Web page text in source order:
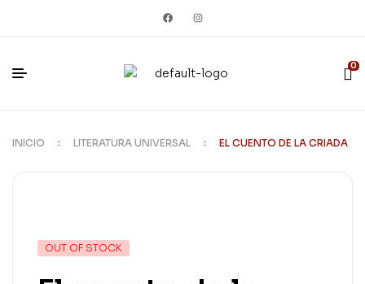
0
INICIO LITERATURA UNIVERSAL EL CUENTO DE LA CRIADA
OUT OF STOCK